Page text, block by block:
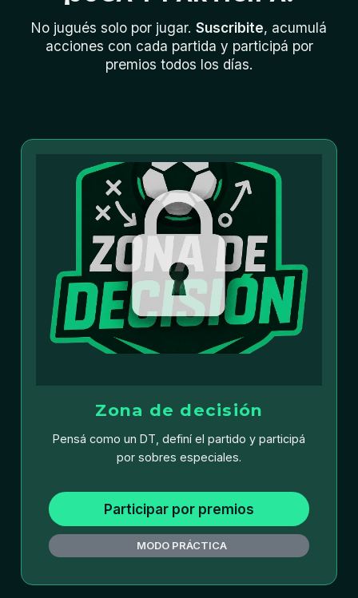
No jugués solo por jugar. Suscribite, acumulá
acciones con cada partida y participá por
premios todos los días.
Zona de decisión
Pensá como un DT, definí el partido y participá
por sobres especiales.
Participar por premios
MODO PRÁCTICA